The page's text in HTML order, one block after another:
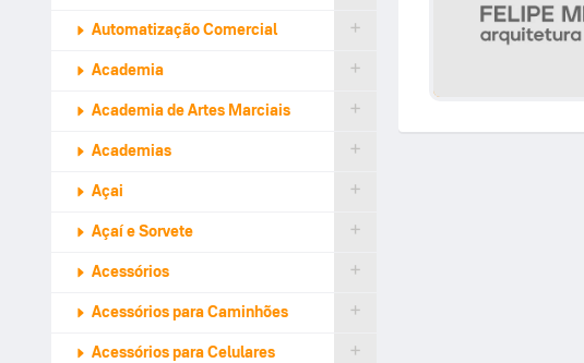
Automatização Comercial
Academia
Academia de Artes Marciais
Academias
Açai
Açaí e Sorvete
Acessórios
Acessórios para Caminhões
Acessórios para Celulares